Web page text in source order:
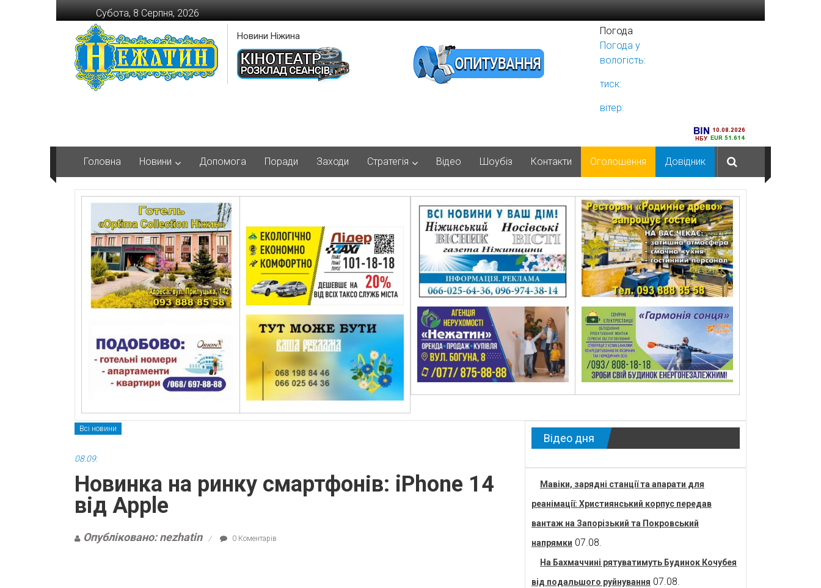
Перейти
до
вмісту
Субота, 8 Серпня, 2026
Новини Ніжина
Погода
Погода у
вологість:
тиск:
вітер:
Головна Новини Допомога Поради Заходи Стратегія Відео Шоубіз Контакти Оголошення Довідник
Всі новини
08.09.
Новинка на ринку смартфонів: iPhone 14
від Apple
Опубліковано: nezhatin 0 Коментарів
Відео дня
Мавіки, зарядні станції та апарати для
реанімації: Християнський корпус передав
вантаж на Запорізький та Покровський
напрямки 07.08.
На Бахмаччині рятуватимуть Будинок Кочубея
від подальшого руйнування 07.08.